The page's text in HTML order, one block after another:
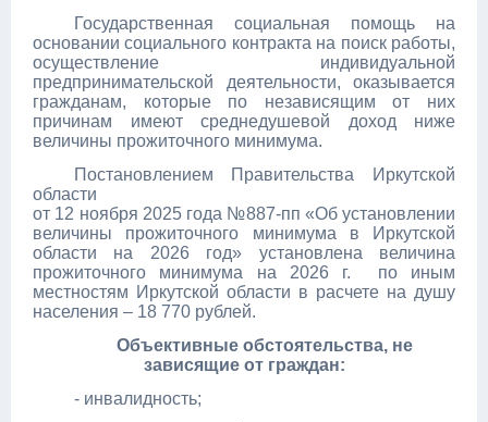
Государственная социальная помощь на
основании социального контракта на поиск работы,
осуществление индивидуальной
предпринимательской деятельности, оказывается
гражданам, которые по независящим от них
причинам имеют среднедушевой доход ниже
величины прожиточного минимума.
Постановлением Правительства Иркутской
области
от 12 ноября 2025 года №887-пп «Об установлении
величины прожиточного минимума в Иркутской
области на 2026 год» установлена величина
прожиточного минимума на 2026 г. по иным
местностям Иркутской области в расчете на душу
населения – 18 770 рублей.
Объективные обстоятельства, не
зависящие от граждан:
- инвалидность;